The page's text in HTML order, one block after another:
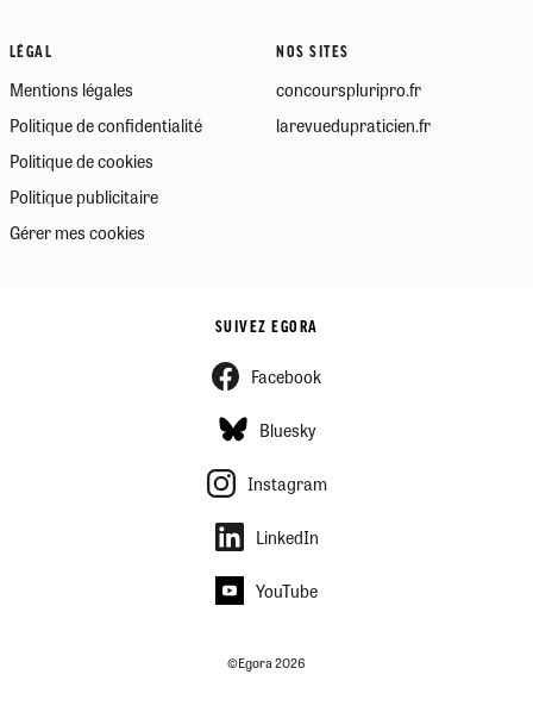
LÉGAL
Mentions légales
Politique de confidentialité
Politique de cookies
Politique publicitaire
Gérer mes cookies
NOS SITES
concourspluripro.fr
larevuedupraticien.fr
SUIVEZ EGORA
Facebook
Bluesky
Instagram
LinkedIn
YouTube
©Egora 2026